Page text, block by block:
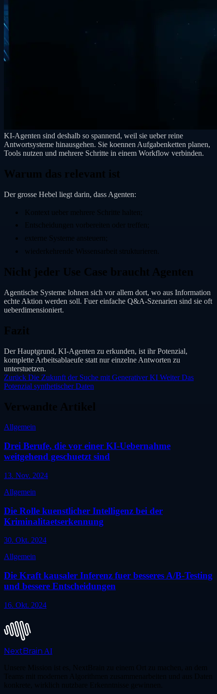
KI-Agenten sind deshalb so spannend, weil sie ueber reine
Antwortsysteme hinausgehen. Sie koennen Aufgabenketten planen,
Tools nutzen und mehrere Schritte in einem Workflow verbinden.
Warum das relevant ist
Der grosse Hebel liegt darin, dass Agenten:
Kontext ueber mehrere Schritte halten;
Entscheidungen vorbereiten oder treffen;
externe Systeme ansteuern;
wiederkehrende Wissensarbeit strukturieren.
Nicht jeder Use Case braucht Agenten
Agentische Systeme lohnen sich vor allem dort, wo aus Information
echte Aktion werden soll. Fuer einfache Q&A-Szenarien sind sie oft
ueberdimensioniert.
Fazit
Der Hauptgrund, KI-Agenten zu erkunden, ist ihr Potenzial,
komplette Arbeitsablaeufe statt nur einzelne Antworten zu
unterstuetzen.
Zurück Die Zukunft der Suche mit Generativer KI Weiter Das
Potenzial synthetischer Daten
Verwandte Artikel
Allgemein
Drei Berufe, die vor einer KI-Uebernahme
weitgehend geschuetzt sind
13. Nov. 2024
Allgemein
Die Rolle kuenstlicher Intelligenz bei der
Kriminalitaetserkennung
30. Okt. 2024
Allgemein
Die Kraft kausaler Inferenz fuer besseres A/B-Testing
und bessere Entscheidungen
16. Okt. 2024
NextBrain AI